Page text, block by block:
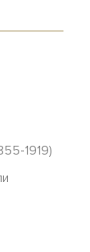
1919)